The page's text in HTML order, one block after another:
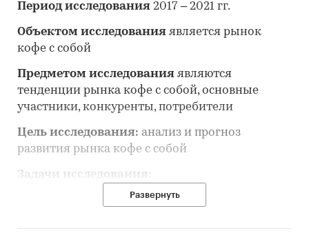
Период исследования 2017 – 2021 гг.
Объектом исследования является рынок
кофе с собой
Предметом исследования являются
тенденции рынка кофе с собой, основные
участники, конкуренты, потребители
Цель исследования: анализ и прогноз
развития рынка кофе с собой
Задачи исследования:
• Описание состояния рынка кофе с собой
• Оценка объема и потенциальной емкости
Развернуть